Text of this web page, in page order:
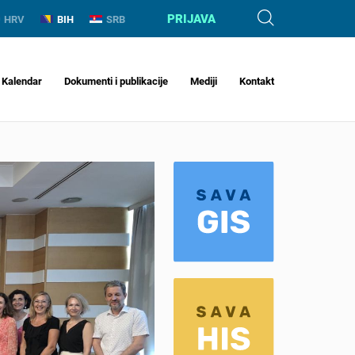
HRV BIH SRB PRIJAVA
Kalendar Dokumenti i publikacije Mediji Kontakt